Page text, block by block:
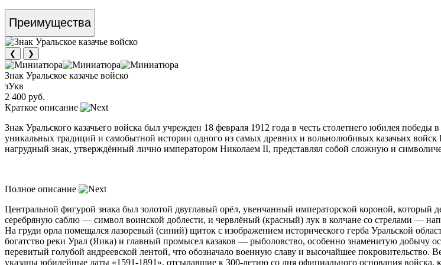
Преимущества
❮ ❯
Знак Уральское казачье войско
зУкв
2 400 руб.
Краткое описание
Знак Уральского казачьего войска был учрежден 18 февраля 1912 года в честь столетнего юбилея
уникальных традиций и самобытной истории одного из самых древних и вольнолюбивых казачьих
нагрудный знак, утверждённый лично императором Николаем II, представлял собой сложную и
Полное описание
Центральной фигурой знака был золотой двуглавый орёл, увенчанный императорской короной,
серебряную саблю — символ воинской доблести, и червлёный (красный) лук в колчане со стрелами —
На груди орла помещался лазоревый (синий) щиток с изображением исторического герба Уральской
богатство реки Урал (Яика) и главный промысел казаков — рыболовство, особенно знаменитую добычу
перевитый голубой андреевской лентой, что обозначало военную славу и высочайшее покровительство.
указаны юбилейные даты «1591-1891», отсылавшие к 300-летию со дня официального основания войска,